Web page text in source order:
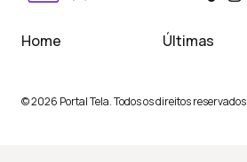
Home Últimas
© 2026 Portal Tela. Todos os direitos reservados